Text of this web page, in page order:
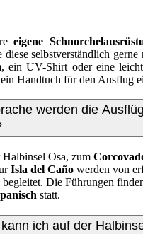
eigene
diese selbstverständlich
ein UV-Shirt oder eine
Handtuch für den Ausflug
werden die
Osa, zum
Isla del Caño werden von
Die Führungen
statt.
ich auf der